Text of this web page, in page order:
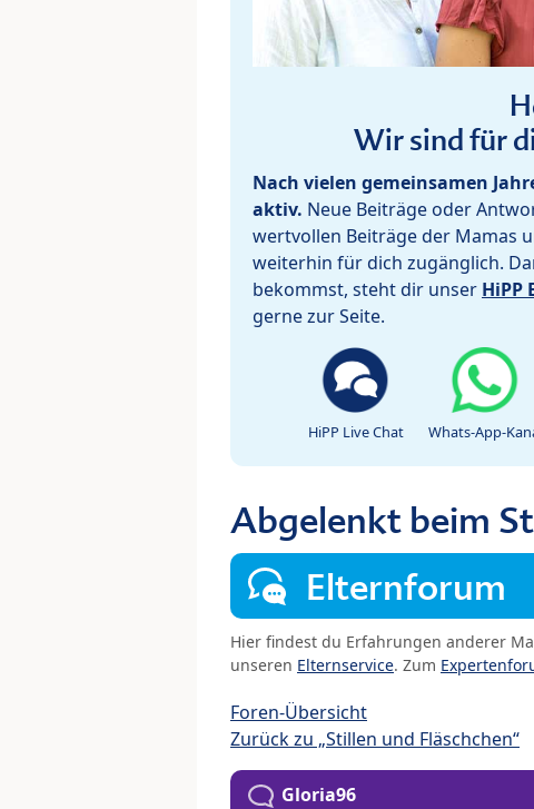
Wir sind für
Nach vielen gemeinsamen
aktiv. Neue Beiträge oder
wertvollen Beiträge der Mamas
weiterhin für dich zugänglich.
bekommst, steht dir unser HiPP
gerne zur Seite.
HiPP Live Chat Whats-App-
Abgelenkt beim
Elternforum
Hier findest du Erfahrungen anderer
unseren Elternservice. Zum
Foren-Übersicht
Zurück zu „Stillen und Fläschchen“
Gloria96